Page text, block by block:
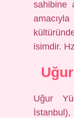
sahibine
isimdir.
Uğur